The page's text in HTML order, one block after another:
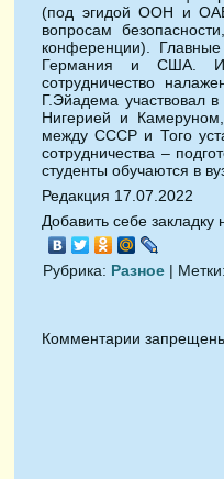
(под эгидой ООН и
вопросам
конференции).
Германия и США. Из
сотрудничество
Г.Эйадема участвовал
Нигерией и
между СССР и Того
сотрудничества –
студенты обучаются в
Редакция 17.07.2022
Добавить себе закладку
Рубрика: Разное | Метки:
Комментарии